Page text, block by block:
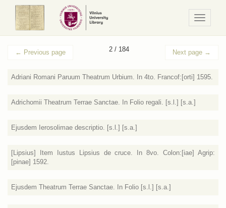
/
Meniu
← Previous page 2 / 184 Next page →
Adriani Romani Paruum Theatrum Urbium. In 4to. Francof:[orti] 1595.
Adrichomii Theatrum Terrae Sanctae. In Folio regali. [s.l.] [s.a.]
Ejusdem Ierosolimae descriptio. [s.l.] [s.a.]
[Lipsius] Item Iustus Lipsius de cruce. In 8vo. Colon:[iae] Agrip:
[pinae] 1592.
Ejusdem Theatrum Terrae Sanctae. In Folio [s.l.] [s.a.]